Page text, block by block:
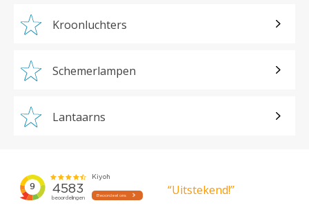
Kroonluchters
Schemerlampen
Lantaarns
“Uitstekend!”